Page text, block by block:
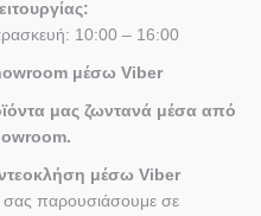
10:00 – 16:00
μέσω Viber
μας ζωντανά μέσα από
μέσω Viber
παρουσιάσουμε σε